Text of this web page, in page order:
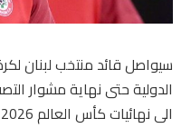
سيواصل قائد منتخب لبنان
الدولية حتى نهاية مشوار
الى نهائيات كأس العالم 2026 وكأس آسيا 2027.